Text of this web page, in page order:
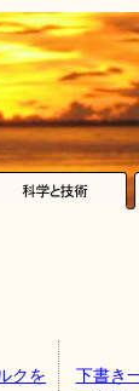
クを
下書き